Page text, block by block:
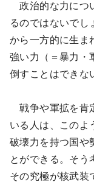
政治的な力につ
るのではないでし
から一方的に生ま
強い力（＝暴力・
倒すことはできな
戦争や軍拡を肯
いる人は、このよ
破壊力を持つ国や
とができる。そう
その究極が核武装